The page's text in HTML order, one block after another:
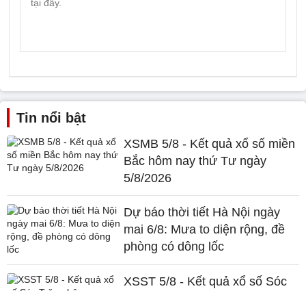
Tin nổi bật
XSMB 5/8 - Kết quả xổ số miền
Bắc hôm nay thứ Tư ngày
5/8/2026
Dự báo thời tiết Hà Nội ngày
mai 6/8: Mưa to diện rộng, đề
phòng có dông lốc
XSST 5/8 - Kết quả xổ số Sóc